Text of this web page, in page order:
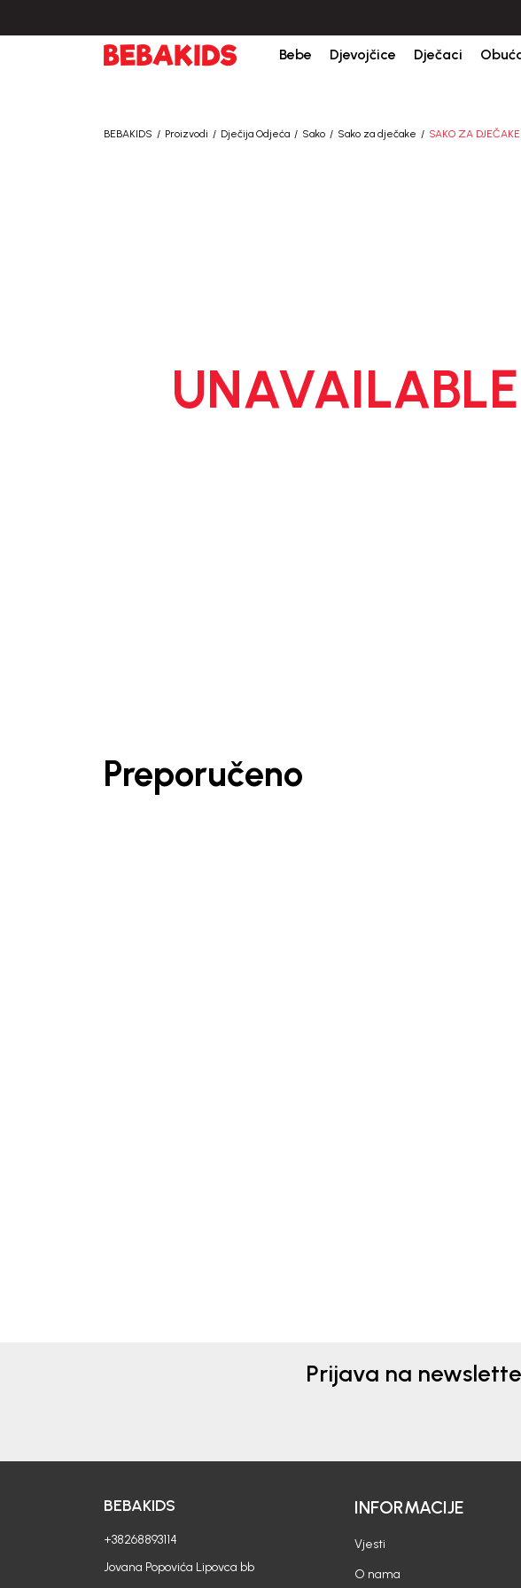
Bebe Djevojčice Dječaci
BEBAKIDS Proizvodi Dječija Odjeća Sako Sako za dječake SAKO ZA
UNAVAILABLE
Preporučeno
Prijava na
BEBAKIDS
+38268893114
Jovana Popovića Lipovca bb
INFORMACIJE
Vjesti
O nama